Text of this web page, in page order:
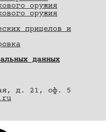
оружия
оружия
прицелов и
данных
д. 21, оф. 5